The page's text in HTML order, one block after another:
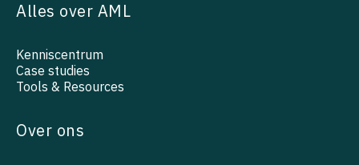
Alles over AML
Kenniscentrum
Case studies
Tools & Resources
Over ons